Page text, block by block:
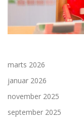
marts 2026
januar 2026
november 2025
september 2025